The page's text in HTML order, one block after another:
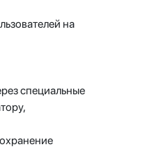
на
специальные